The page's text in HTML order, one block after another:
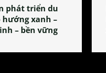
phát triển du
xanh –
– bền vững